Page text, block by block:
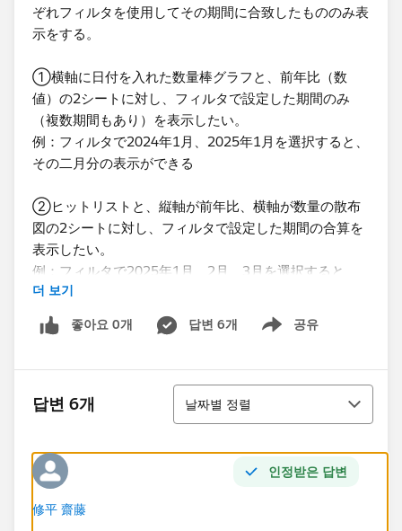
ぞれフィルタを使用してその期間に合致したもののみ表
示をする。
①横軸に日付を入れた数量棒グラフと、前年比（数
値）の2シートに対し、フィルタで設定した期間のみ
（複数期間もあり）を表示したい。
例：フィルタで2024年1月、2025年1月を選択すると、
その二月分の表示ができる
②ヒットリストと、縦軸が前年比、横軸が数量の散布
図の2シートに対し、フィルタで設定した期間の合算を
表示したい。
例：フィルタで2025年1月、2月、3月を選択すると、
その合計のデータを表示する（期間については、連続で
はなく、2月と5月といったとびとびの選択も行う）
かと社内で意見が出ており、対応に苦慮しているところ
더 보기
좋아요 0개 답변 6개 공유
Show menu
답변 6개
정렬
날짜별 정렬
인정받은 답변
修平 齋藤